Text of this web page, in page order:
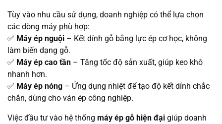
Tùy vào nhu cầu sử dụng, doanh nghiệp có thể lựa chọn
các dòng máy phù hợp:
✅ Máy ép nguội – Kết dính gỗ bằng lực ép cơ học, không
làm biến dạng gỗ.
✅ Máy ép cao tần – Tăng tốc độ sản xuất, giúp keo khô
nhanh hơn.
✅ Máy ép nóng – Ứng dụng nhiệt để tạo độ kết dính chắc
chắn, dùng cho ván ép công nghiệp.
Việc đầu tư vào hệ thống máy ép gỗ hiện đại giúp doanh